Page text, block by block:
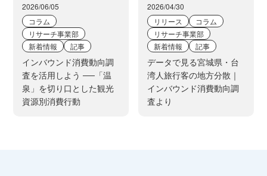
2026/06/05
コラム
リサーチ事業部
新着情報
記事
インバウンド消費動向調
査を活用しよう ──「温
泉」を切り口とした観光
資源別消費行動
2026/04/30
リリース
コラム
リサーチ事業部
新着情報
記事
データで見る宮城県・台
湾人旅行客の地方分散｜
インバウンド消費動向調
査より